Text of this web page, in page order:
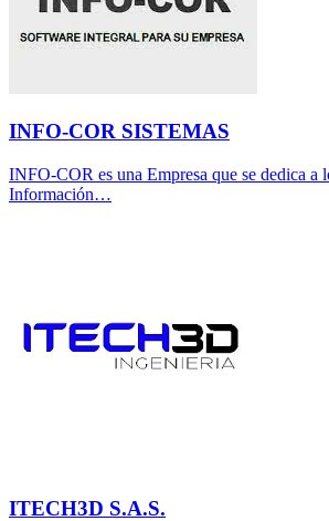
INFO-COR SISTEMAS
INFO-COR es una Empresa que se dedica a
Información…
ITECH3D S.A.S.